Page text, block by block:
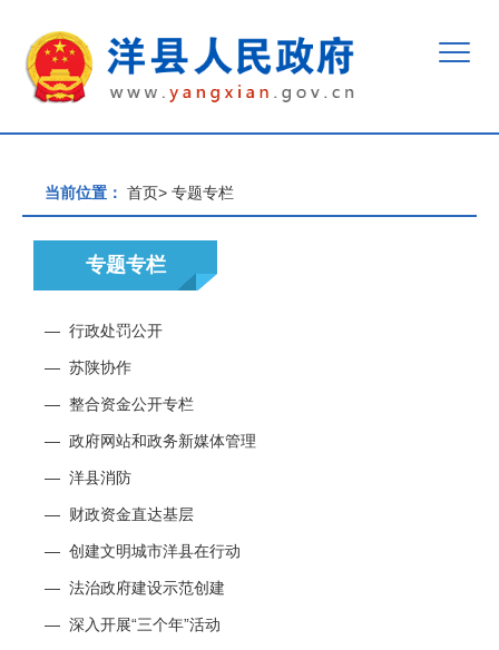
当前位置： 首页> 专题专栏
专题专栏
— 行政处罚公开
— 苏陕协作
— 整合资金公开专栏
— 政府网站和政务新媒体管理
— 洋县消防
— 财政资金直达基层
— 创建文明城市洋县在行动
— 法治政府建设示范创建
— 深入开展“三个年”活动